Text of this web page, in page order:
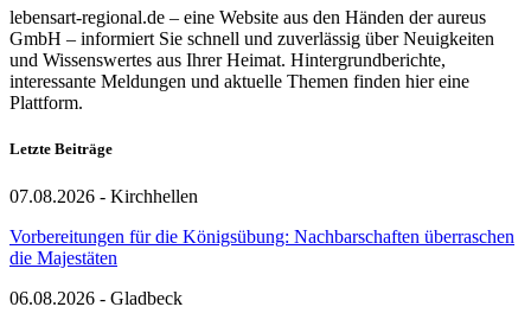
lebensart-regional.de – eine Website aus den Händen der aureus
GmbH – informiert Sie schnell und zuverlässig über Neuigkeiten
und Wissenswertes aus Ihrer Heimat. Hintergrundberichte,
interessante Meldungen und aktuelle Themen finden hier eine
Plattform.
Letzte Beiträge
07.08.2026 - Kirchhellen
Vorbereitungen für die Königsübung: Nachbarschaften überraschen
die Majestäten
06.08.2026 - Gladbeck